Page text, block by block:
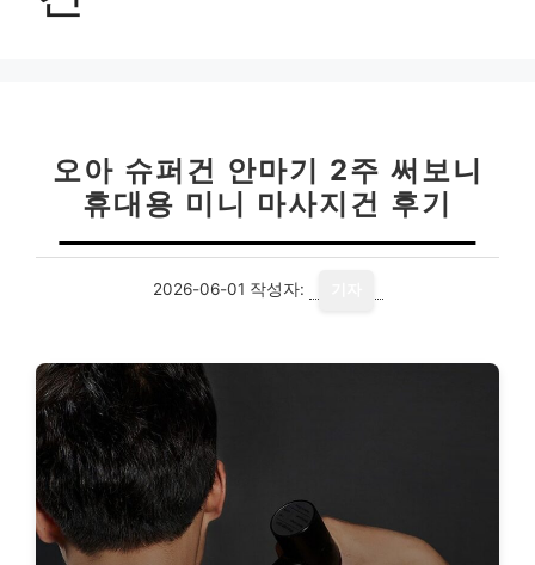
오아 슈퍼건 안마기 2주 써보니
휴대용 미니 마사지건 후기
2026-06-01 작성자: